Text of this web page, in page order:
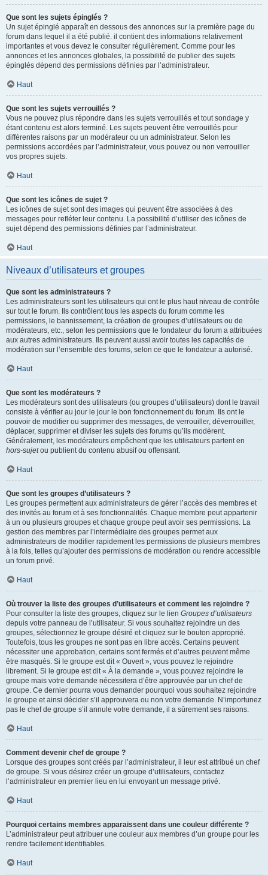
Que sont les sujets épinglés ?
Un sujet épinglé apparaît en dessous des annonces sur la première page du
forum dans lequel il a été publié. il contient des informations relativement
importantes et vous devez le consulter régulièrement. Comme pour les
annonces et les annonces globales, la possibilité de publier des sujets
épinglés dépend des permissions définies par l’administrateur.
Haut
Que sont les sujets verrouillés ?
Vous ne pouvez plus répondre dans les sujets verrouillés et tout sondage y
étant contenu est alors terminé. Les sujets peuvent être verrouillés pour
différentes raisons par un modérateur ou un administrateur. Selon les
permissions accordées par l’administrateur, vous pouvez ou non verrouiller
vos propres sujets.
Haut
Que sont les icônes de sujet ?
Les icônes de sujet sont des images qui peuvent être associées à des
messages pour refléter leur contenu. La possibilité d’utiliser des icônes de
sujet dépend des permissions définies par l’administrateur.
Haut
Niveaux d’utilisateurs et groupes
Que sont les administrateurs ?
Les administrateurs sont les utilisateurs qui ont le plus haut niveau de contrôle
sur tout le forum. Ils contrôlent tous les aspects du forum comme les
permissions, le bannissement, la création de groupes d’utilisateurs ou de
modérateurs, etc., selon les permissions que le fondateur du forum a attribuées
aux autres administrateurs. Ils peuvent aussi avoir toutes les capacités de
modération sur l’ensemble des forums, selon ce que le fondateur a autorisé.
Haut
Que sont les modérateurs ?
Les modérateurs sont des utilisateurs (ou groupes d’utilisateurs) dont le travail
consiste à vérifier au jour le jour le bon fonctionnement du forum. Ils ont le
pouvoir de modifier ou supprimer des messages, de verrouiller, déverrouiller,
déplacer, supprimer et diviser les sujets des forums qu’ils modèrent.
Généralement, les modérateurs empêchent que les utilisateurs partent en
hors-sujetou publient du contenu abusif ou offensant.
Haut
Que sont les groupes d’utilisateurs ?
Les groupes permettent aux administrateurs de gérer l’accès des membres et
des invités au forum et à ses fonctionnalités. Chaque membre peut appartenir
à un ou plusieurs groupes et chaque groupe peut avoir ses permissions. La
gestion des membres par l’intermédiaire des groupes permet aux
administrateurs de modifier rapidement les permissions de plusieurs membres
à la fois, telles qu’ajouter des permissions de modération ou rendre accessible
un forum privé.
Haut
Où trouver la liste des groupes d’utilisateurs et comment les rejoindre ?
Pour consulter la liste des groupes, cliquez sur le lien Groupes d’utilisateurs
depuis votre panneau de l’utilisateur. Si vous souhaitez rejoindre un des
groupes, sélectionnez le groupe désiré et cliquez sur le bouton approprié.
Toutefois, tous les groupes ne sont pas en libre accès. Certains peuvent
nécessiter une approbation, certains sont fermés et d’autres peuvent même
être masqués. Si le groupe est dit « Ouvert », vous pouvez le rejoindre
librement. Si le groupe est dit « À la demande », vous pouvez rejoindre le
groupe mais votre demande nécessitera d’être approuvée par un chef de
groupe. Ce dernier pourra vous demander pourquoi vous souhaitez rejoindre
le groupe et ainsi décider s’il approuvera ou non votre demande. N’importunez
pas le chef de groupe s’il annule votre demande, il a sûrement ses raisons.
Haut
Comment devenir chef de groupe ?
Lorsque des groupes sont créés par l’administrateur, il leur est attribué un chef
de groupe. Si vous désirez créer un groupe d’utilisateurs, contactez
l’administrateur en premier lieu en lui envoyant un message privé.
Haut
Pourquoi certains membres apparaissent dans une couleur différente ?
L’administrateur peut attribuer une couleur aux membres d’un groupe pour les
rendre facilement identifiables.
Haut